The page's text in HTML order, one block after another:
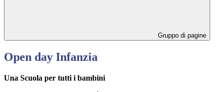
Gruppo di pagine
Open day Infanzia
Una Scuola per tutti i bambini